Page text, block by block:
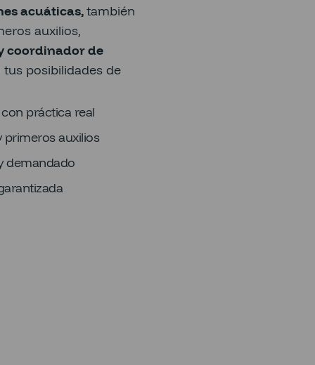
acuáticas,también
auxilios,
coordinador de
posibilidades de
práctica real
primeros auxilios
demandado